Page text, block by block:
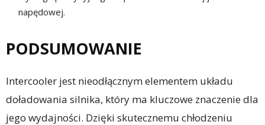
napędowej.
PODSUMOWANIE
Intercooler jest nieodłącznym elementem układu
doładowania silnika, który ma kluczowe znaczenie dla
jego wydajności. Dzięki skutecznemu chłodzeniu